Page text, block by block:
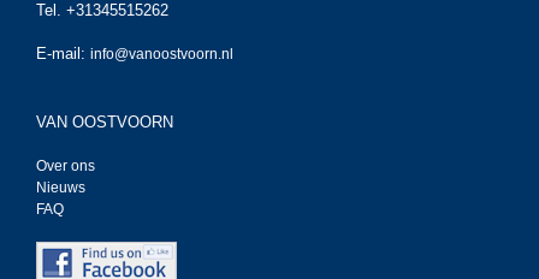
Tel. +31345515262
E-mail: info@vanoostvoorn.nl
VAN OOSTVOORN
Over ons
Nieuws
FAQ